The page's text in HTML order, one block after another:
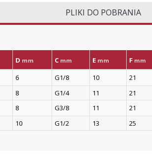
PLIKI DO POBRANIA
D mm C mm E mm F mm
6 G1/8 10 21
8 G1/4 11 21
8 G3/8 11 21
10 G1/2 13 25